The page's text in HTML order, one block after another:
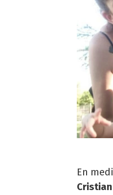
En
Cristian